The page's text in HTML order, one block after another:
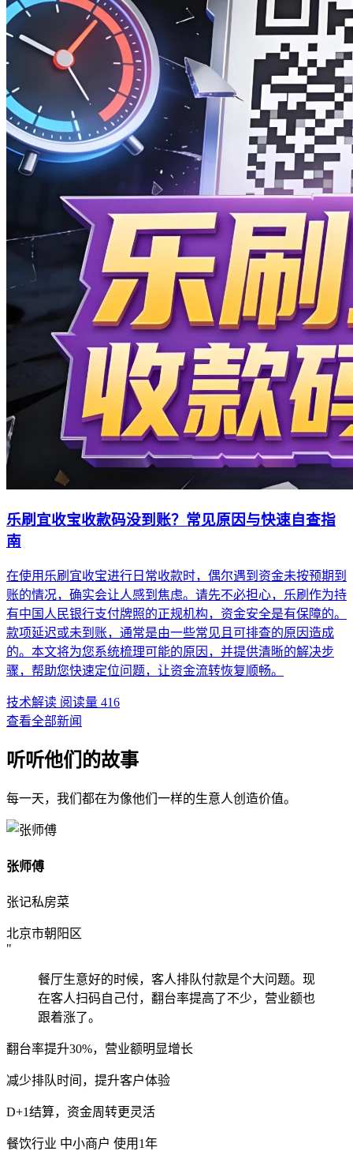
乐刷宜收宝收款码没到账？常见原因与快速自查指
南
在使用乐刷宜收宝进行日常收款时，偶尔遇到资金未按预期到
账的情况，确实会让人感到焦虑。请先不必担心，乐刷作为持
有中国人民银行支付牌照的正规机构，资金安全是有保障的。
款项延迟或未到账，通常是由一些常见且可排查的原因造成
的。本文将为您系统梳理可能的原因，并提供清晰的解决步
骤，帮助您快速定位问题，让资金流转恢复顺畅。
技术解读 阅读量 416
查看全部新闻
听听他们的故事
每一天，我们都在为像他们一样的生意人创造价值。
张师傅
张记私房菜
北京市朝阳区
"
餐厅生意好的时候，客人排队付款是个大问题。现
在客人扫码自己付，翻台率提高了不少，营业额也
跟着涨了。
翻台率提升30%，营业额明显增长
减少排队时间，提升客户体验
D+1结算，资金周转更灵活
餐饮行业 中小商户 使用1年